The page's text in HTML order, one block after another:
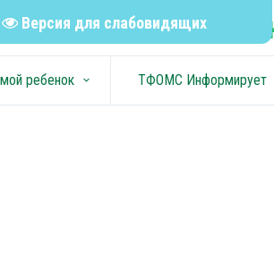
Версия для слабовидящих
ребенок keyboard_arrow_down ТФОМС Информирует